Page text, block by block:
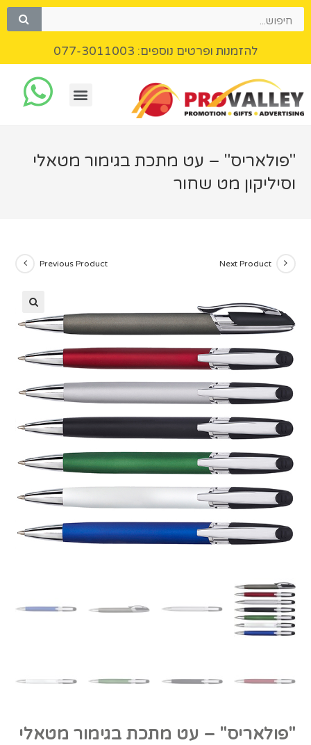
להזמנות ופרטים נוספים: 077-3011003
"פולאריס" – עט מתכת בגימור מטאלי
וסיליקון מט שחור
Next Product
Previous Product
"פולאריס" – עט מתכת בגימור מטאלי